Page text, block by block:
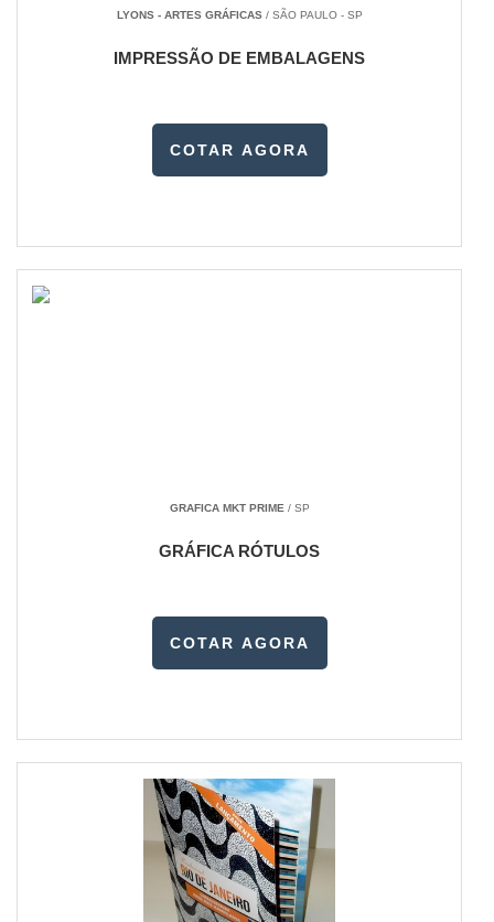
LYONS - ARTES GRÁFICAS/ SÃO PAULO - SP
IMPRESSÃO DE EMBALAGENS
COTAR AGORA
GRAFICA MKT PRIME/ SP
GRÁFICA RÓTULOS
COTAR AGORA